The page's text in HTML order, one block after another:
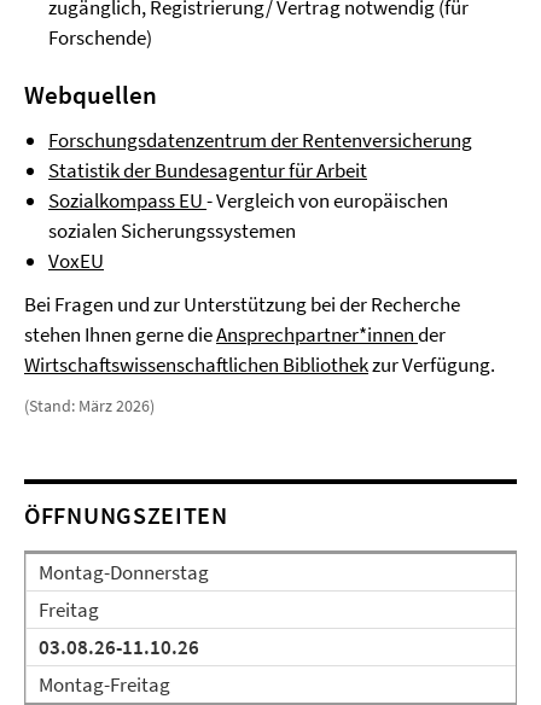
zugänglich, Registrierung/ Vertrag notwendig (für
Forschende)
Webquellen
Forschungsdatenzentrum der Rentenversicherung
Statistik der Bundesagentur für Arbeit
Sozialkompass EU- Vergleich von europäischen
sozialen Sicherungssystemen
VoxEU
Bei Fragen und zur Unterstützung bei der Recherche
stehen Ihnen gerne dieAnsprechpartner*innender
Wirtschaftswissenschaftlichen Bibliothekzur Verfügung.
(Stand: März 2026)
ÖFFNUNGSZEITEN
Montag-Donnerstag
Freitag
03.08.26-11.10.26
Montag-Freitag